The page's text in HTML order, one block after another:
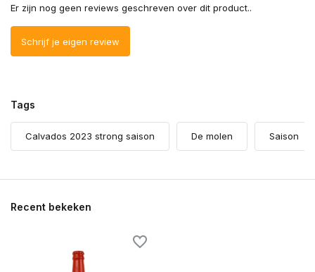
Er zijn nog geen reviews geschreven over dit product..
Schrijf je eigen review
Tags
Calvados 2023 strong saison De molen Saison
Recent bekeken